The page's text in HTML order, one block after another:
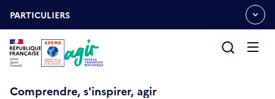
auOUVRIR
LE
MENU
ESPACE
PARTICULIERS
Comprendre, s'inspirer, agir